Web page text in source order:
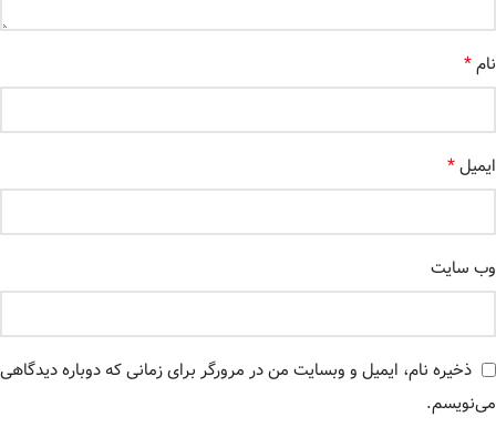
نام*
ایمیل*
وب‌ سایت
ذخیره نام، ایمیل و وبسایت من در مرورگر برای زمانی که دوباره دیدگاهی
می‌نویسم.